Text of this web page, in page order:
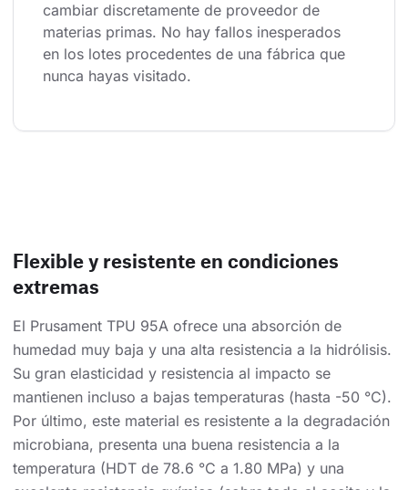
cambiar discretamente de proveedor de
materias primas. No hay fallos inesperados
en los lotes procedentes de una fábrica que
nunca hayas visitado.
Flexible y resistente en condiciones
extremas
El Prusament TPU 95A ofrece una absorción de
humedad muy baja y una alta resistencia a la hidrólisis.
Su gran elasticidad y resistencia al impacto se
mantienen incluso a bajas temperaturas (hasta -50 °C).
Por último, este material es resistente a la degradación
microbiana, presenta una buena resistencia a la
temperatura (HDT de 78.6 °C a 1.80 MPa) y una